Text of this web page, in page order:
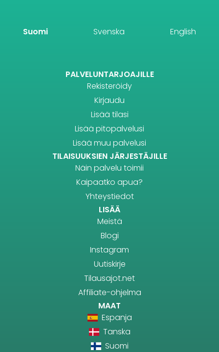
Suomi Svenska English
PALVELUNTARJOAJILLE
Rekisteröidy
Kirjaudu
Lisää tilasi
Lisää pitopalvelusi
Lisää muu palvelusi
TILAISUUKSIEN JÄRJESTÄJILLE
Näin palvelu toimii
Kaipaatko apua?
Yhteystiedot
LISÄÄ
Meistä
Blogi
Instagram
Uutiskirje
Tilausajot.net
Affiliate-ohjelma
MAAT
Espanja
Tanska
Suomi